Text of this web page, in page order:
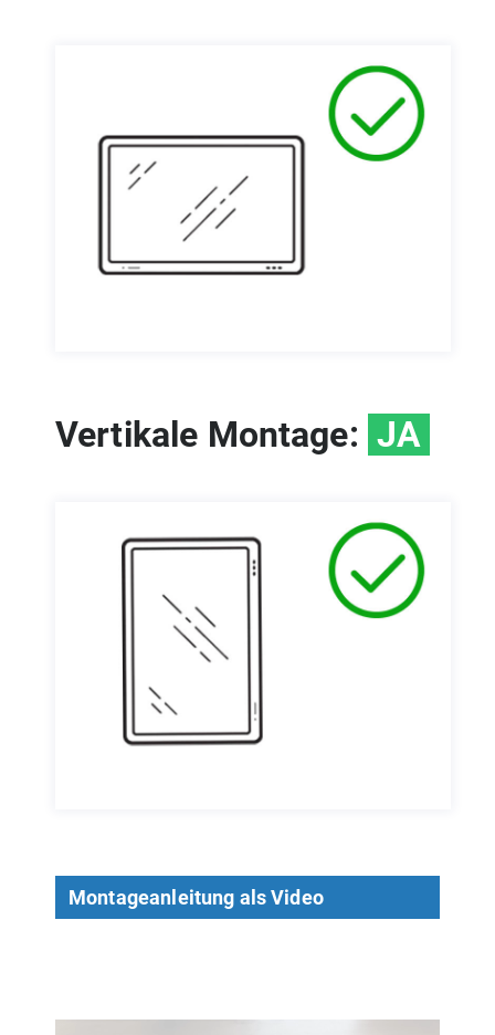
Vertikale Montage: JA
Montageanleitung als Video